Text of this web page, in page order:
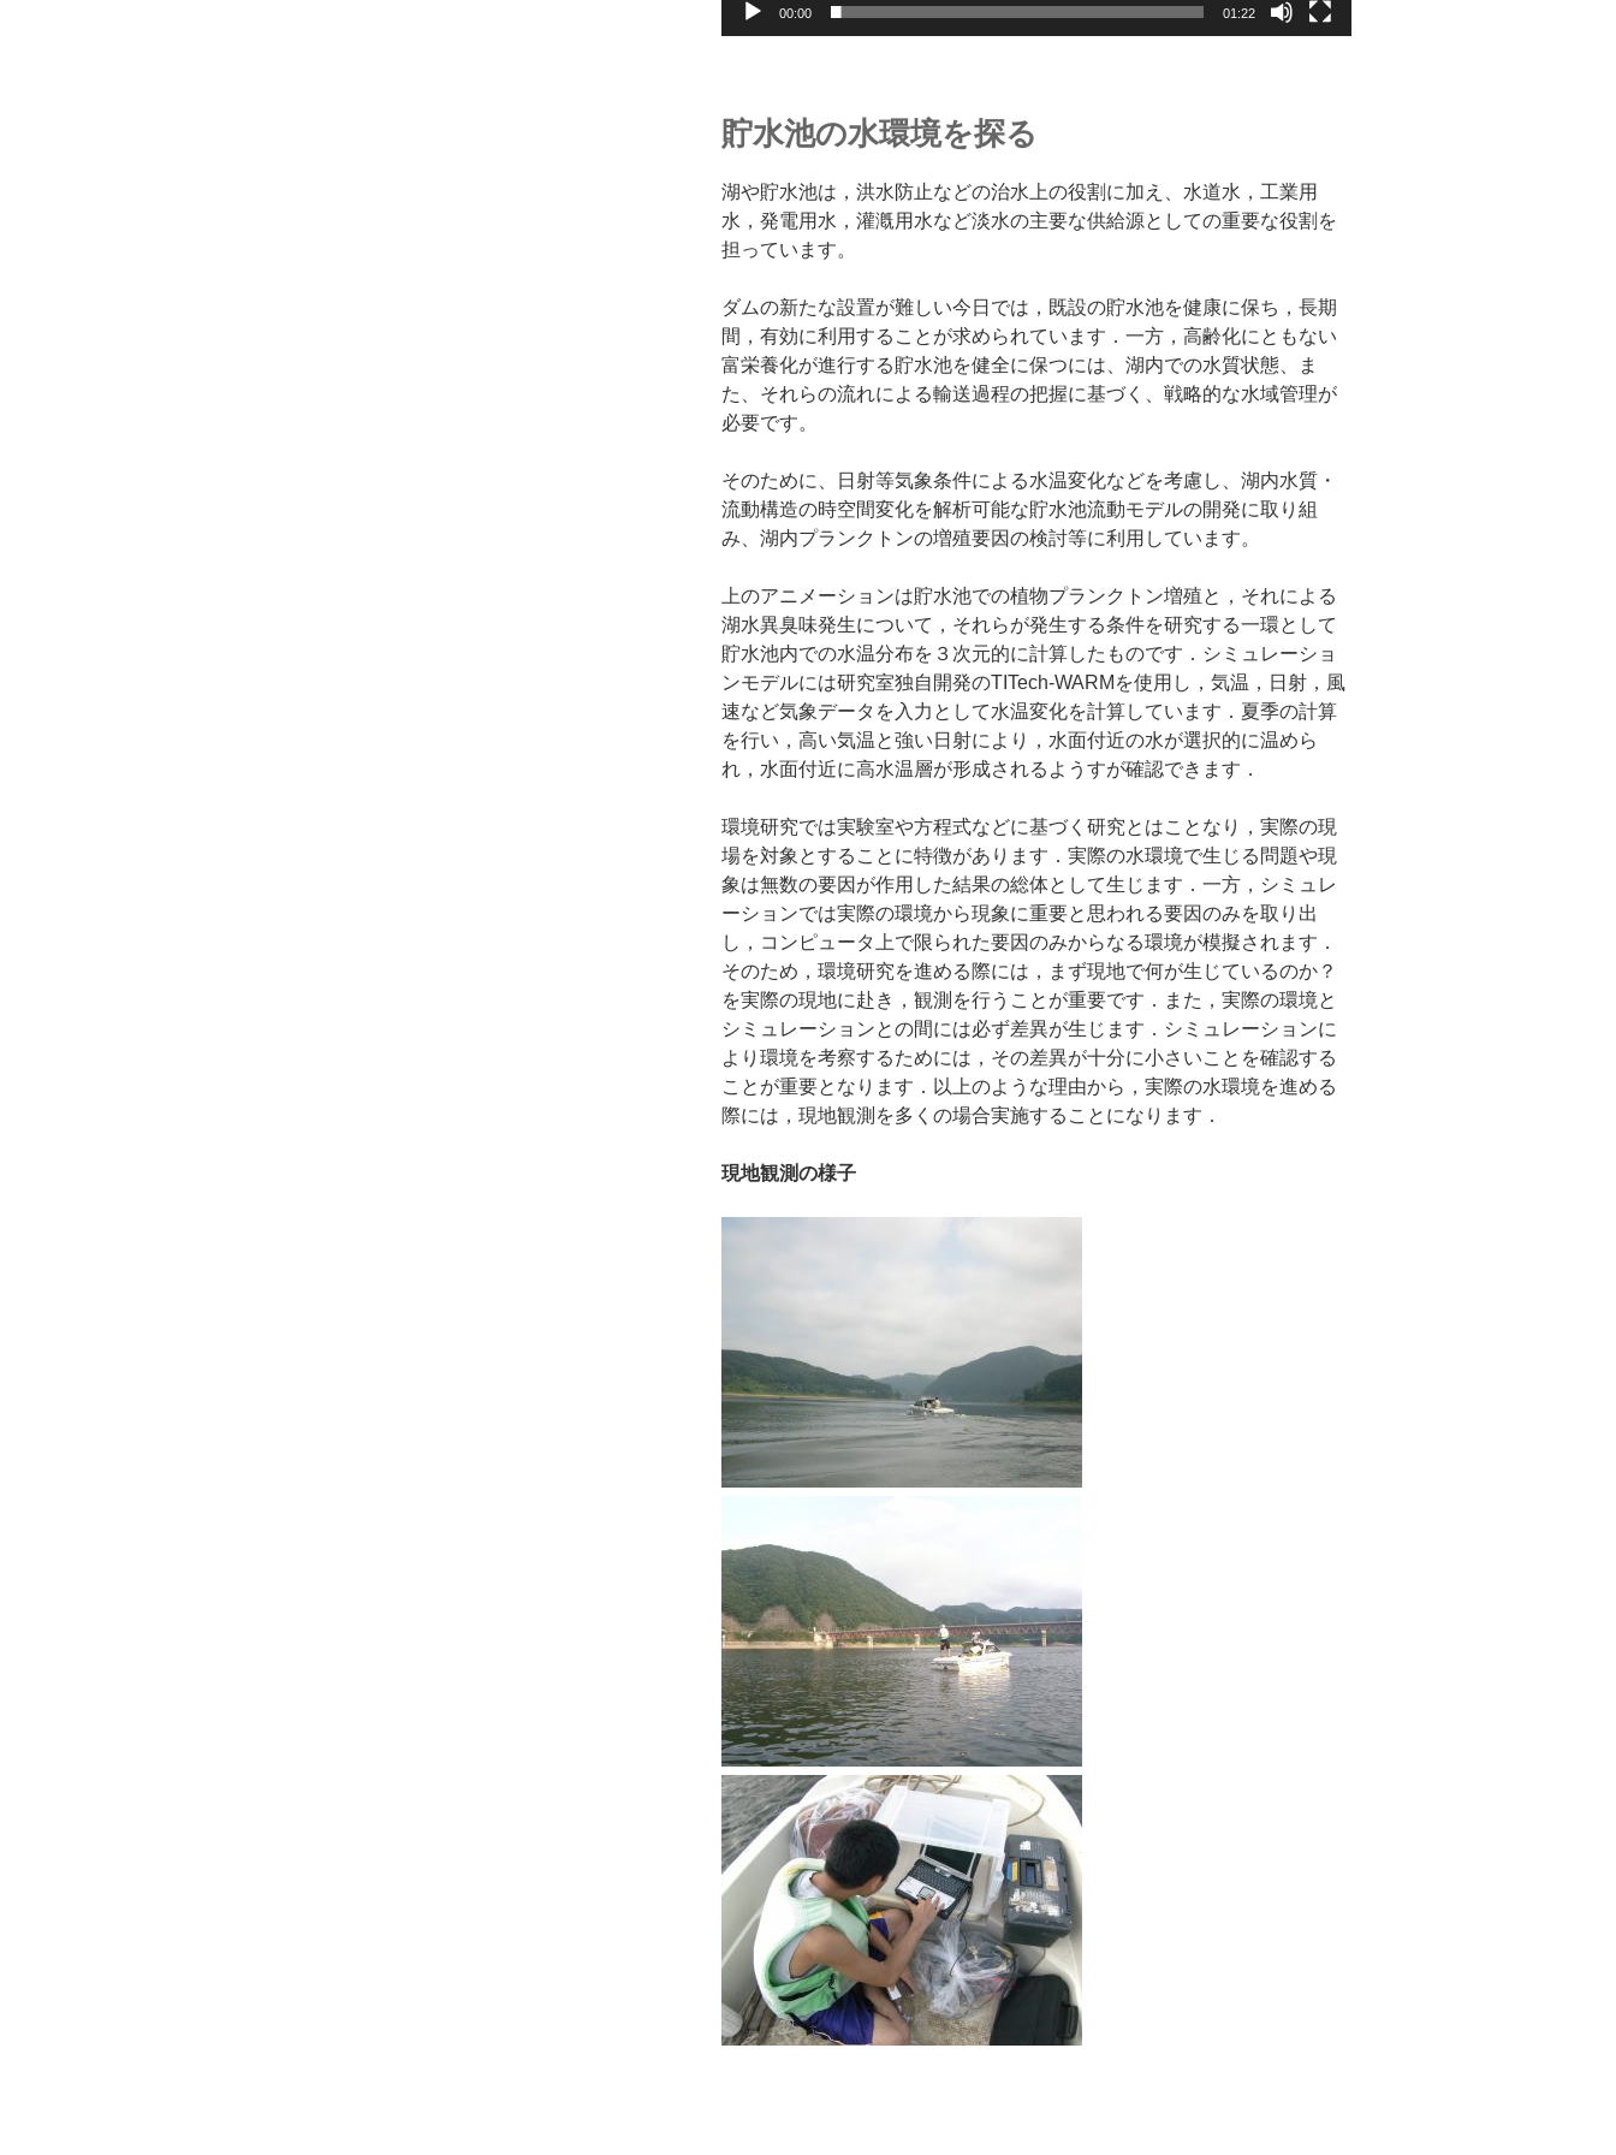
00:00 01:22
貯水池の水環境を探る
湖や貯水池は，洪水防止などの治水上の役割に加え、水道水，工業用
水，発電用水，灌漑用水など淡水の主要な供給源としての重要な役割を
担っています。
ダムの新たな設置が難しい今日では，既設の貯水池を健康に保ち，長期
間，有効に利用することが求められています．一方，高齢化にともない
富栄養化が進行する貯水池を健全に保つには、湖内での水質状態、ま
た、それらの流れによる輸送過程の把握に基づく、戦略的な水域管理が
必要です。
そのために、日射等気象条件による水温変化などを考慮し、湖内水質・
流動構造の時空間変化を解析可能な貯水池流動モデルの開発に取り組
み、湖内プランクトンの増殖要因の検討等に利用しています。
上のアニメーションは貯水池での植物プランクトン増殖と，それによる
湖水異臭味発生について，それらが発生する条件を研究する一環として
貯水池内での水温分布を３次元的に計算したものです．シミュレーショ
ンモデルには研究室独自開発のTITech-WARMを使用し，気温，日射，風
速など気象データを入力として水温変化を計算しています．夏季の計算
を行い，高い気温と強い日射により，水面付近の水が選択的に温めら
れ，水面付近に高水温層が形成されるようすが確認できます．
環境研究では実験室や方程式などに基づく研究とはことなり，実際の現
場を対象とすることに特徴があります．実際の水環境で生じる問題や現
象は無数の要因が作用した結果の総体として生じます．一方，シミュレ
ーションでは実際の環境から現象に重要と思われる要因のみを取り出
し，コンピュータ上で限られた要因のみからなる環境が模擬されます．
そのため，環境研究を進める際には，まず現地で何が生じているのか？
を実際の現地に赴き，観測を行うことが重要です．また，実際の環境と
シミュレーションとの間には必ず差異が生じます．シミュレーションに
より環境を考察するためには，その差異が十分に小さいことを確認する
ことが重要となります．以上のような理由から，実際の水環境を進める
際には，現地観測を多くの場合実施することになります．
現地観測の様子